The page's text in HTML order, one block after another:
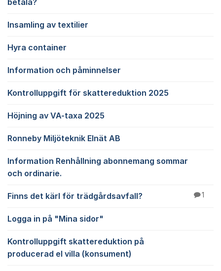
betala?
Insamling av textilier
Hyra container
Information och påminnelser
Kontrolluppgift för skattereduktion 2025
Höjning av VA-taxa 2025
Ronneby Miljöteknik Elnät AB
Information Renhållning abonnemang sommar
och ordinarie.
Finns det kärl för trädgårdsavfall? 1
Logga in på "Mina sidor"
Kontrolluppgift skattereduktion på
producerad el villa (konsument)